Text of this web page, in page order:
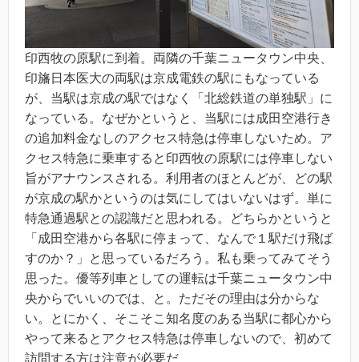
印西牧の原駅に到着。両隣の千葉ニュータウン中央、
印旛日本医大の両駅は京成電鉄の駅にもなっている
が、当駅は京成の駅ではなく「北総鉄道の単独駅」に
なっている。なぜかというと、当駅には成田空港行き
の追加料金なしのアクセス特急は停車しないため。ア
クセス特急に乗車すると印西牧の原駅には停車しない
旨がアナウンスされる。利用者のほとんどが、どの駅
が京成の駅かというのは気にしてはいないはず。単に
特急通過駅との認識だと思われる。どちらかというと
「成田空港から各駅に停まって、なんで１駅だけ飛ば
すのか？」と思っているだろう。私も乗ってみてそう
思った。優等列車としての運転は千葉ニュータウン中
央からでいいのでは、と。ただその理由は分からな
い。とにかく、そこそこ知名度のある当駅に都心から
やって来るとアクセス特急は停車しないので、初めて
訪問する方は注意が必要だ